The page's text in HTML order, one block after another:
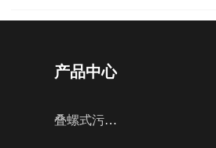
产品中心
叠螺式污泥